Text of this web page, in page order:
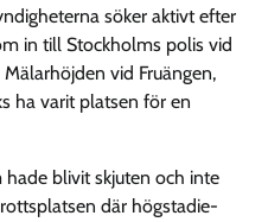
söker aktivt efter
in till Stockholms polis vid
vid Fruängen,
ha varit platsen för en
blivit skjuten och inte
där högstadie-